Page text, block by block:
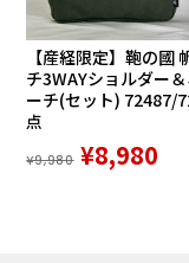
ローブを提案する
【産経限定】鞄の國
チ3WAYショルダー
ーチ(セット) 72487/
点
¥9,980 ¥8,980